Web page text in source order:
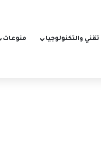
تقني والتكنولوجيا منوعات